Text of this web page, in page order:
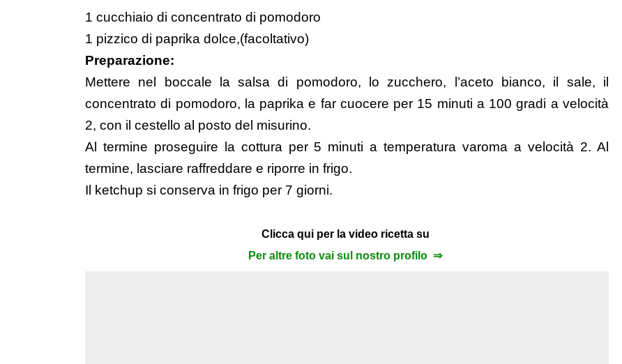
1 cucchiaio di concentrato di pomodoro
1 pizzico di paprika dolce,(facoltativo)
Preparazione:
Mettere nel boccale la salsa di pomodoro, lo zucchero, l’aceto bianco, il sale, il
concentrato di pomodoro, la paprika e far cuocere per 15 minuti a 100 gradi a velocità
2, con il cestello al posto del misurino.
Al termine proseguire la cottura per 5 minuti a temperatura varoma a velocità 2. Al
termine, lasciare raffreddare e riporre in frigo.
Il ketchup si conserva in frigo per 7 giorni.
Clicca qui per la video ricetta su
Per altre foto vai sul nostro profilo ⇒